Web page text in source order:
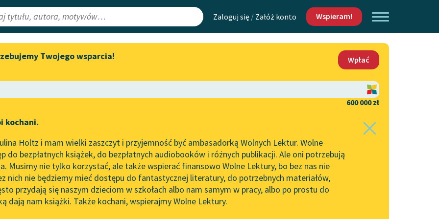
Zaloguj się / Załóż konto Wspieram!
Lektury
redakcyjne
Aktualności
„Prokurator Alicja Horn” do
literatury skandynawskiej
Spotkanie z Katarzyną Tunkiel
w Oslo
102. lata temu zmarł Joseph
Conrad
Mapa Wolnych Lektur
Leśmianator
API
OAI-PMH
Widget Wolnych Lektur
Kontakt
O projekcie
Zasady wykorzystania
Wolnych Lektur
Logotypy
Materiały promocyjne
Twojego wsparcia!
Wpłać
600 000 zł
kochani.
Holtz i mam wielki zaszczyt i przyjemność być ambasadorką Wolnych Lektur. Wolne
do bezpłatnych książek, do bezpłatnych audiobooków i różnych publikacji. Ale oni potrzebują
Musimy nie tylko korzystać, ale także wspierać finansowo Wolne Lektury, bo bez nas nie
nich nie będziemy mieć dostępu do fantastycznej literatury, do potrzebnych materiałów,
przydają się naszym dzieciom w szkołach albo nam samym w pracy, albo po prostu do
dają nam książki. Także kochani, wspierajmy Wolne Lektury.
✖ Opowiadanie✖